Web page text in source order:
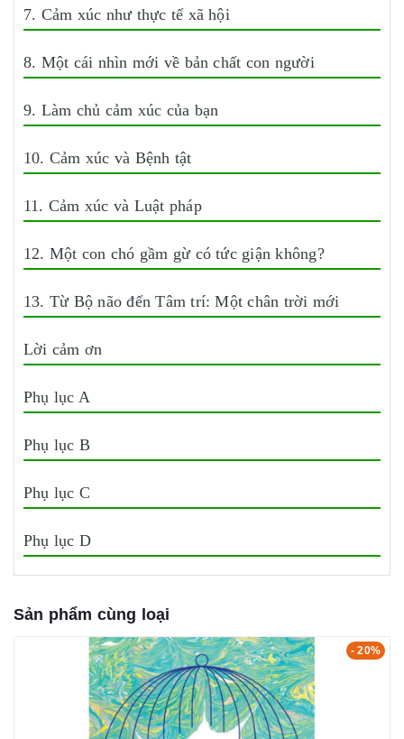
7. Cảm xúc như thực tế xã hội
8. Một cái nhìn mới về bản chất con người
9. Làm chủ cảm xúc của bạn
10. Cảm xúc và Bệnh tật
11. Cảm xúc và Luật pháp
12. Một con chó gầm gừ có tức giận không?
13. Từ Bộ não đến Tâm trí: Một chân trời mới
Lời cảm ơn
Phụ lục A
Phụ lục B
Phụ lục C
Phụ lục D
Sản phẩm cùng loại
- 20%